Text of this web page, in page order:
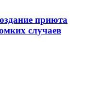
приюта
случаев